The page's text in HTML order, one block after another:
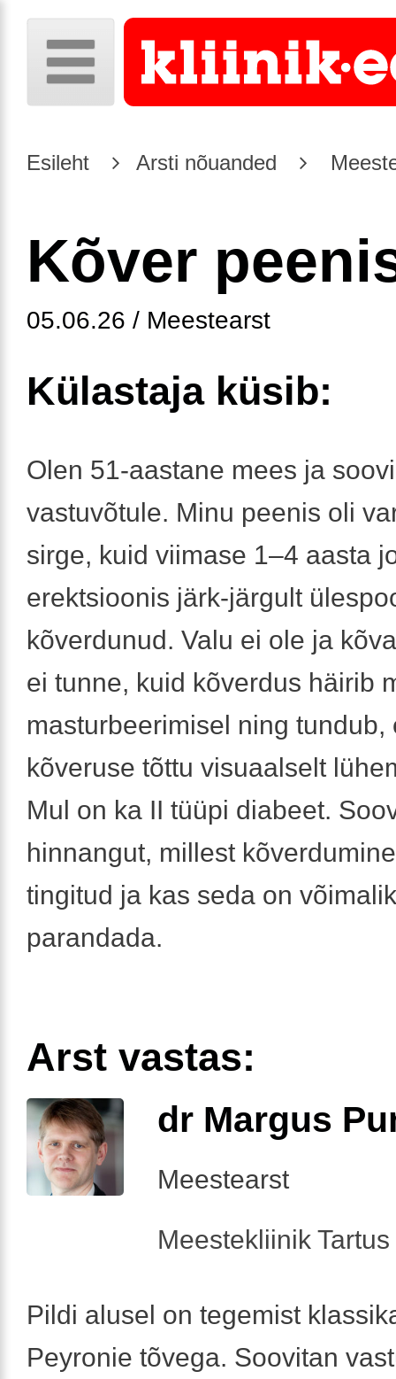
Esileht Arsti nõuanded
Kõver
05.06.26 / Meestearst
Külastaja küsib:
Olen 51-aastane mees ja
vastuvõtule. Minu peenis oli
sirge, kuid viimase 1–4 aasta
erektsioonis järk-järgult
kõverdunud. Valu ei ole ja
ei tunne, kuid kõverdus häirib
masturbeerimisel ning tundub,
kõveruse tõttu visuaalselt
Mul on ka II tüüpi diabeet.
hinnangut, millest
tingitud ja kas seda on
parandada.
Arst vastas:
dr Margus
Meestearst
Meestekliinik
Pildi alusel on tegemist
Peyronie tõvega. Soovitan